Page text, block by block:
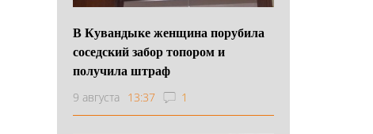
В Кувандыке женщина порубила
соседский забор топором и
получила штраф
9 августа 13:37 1